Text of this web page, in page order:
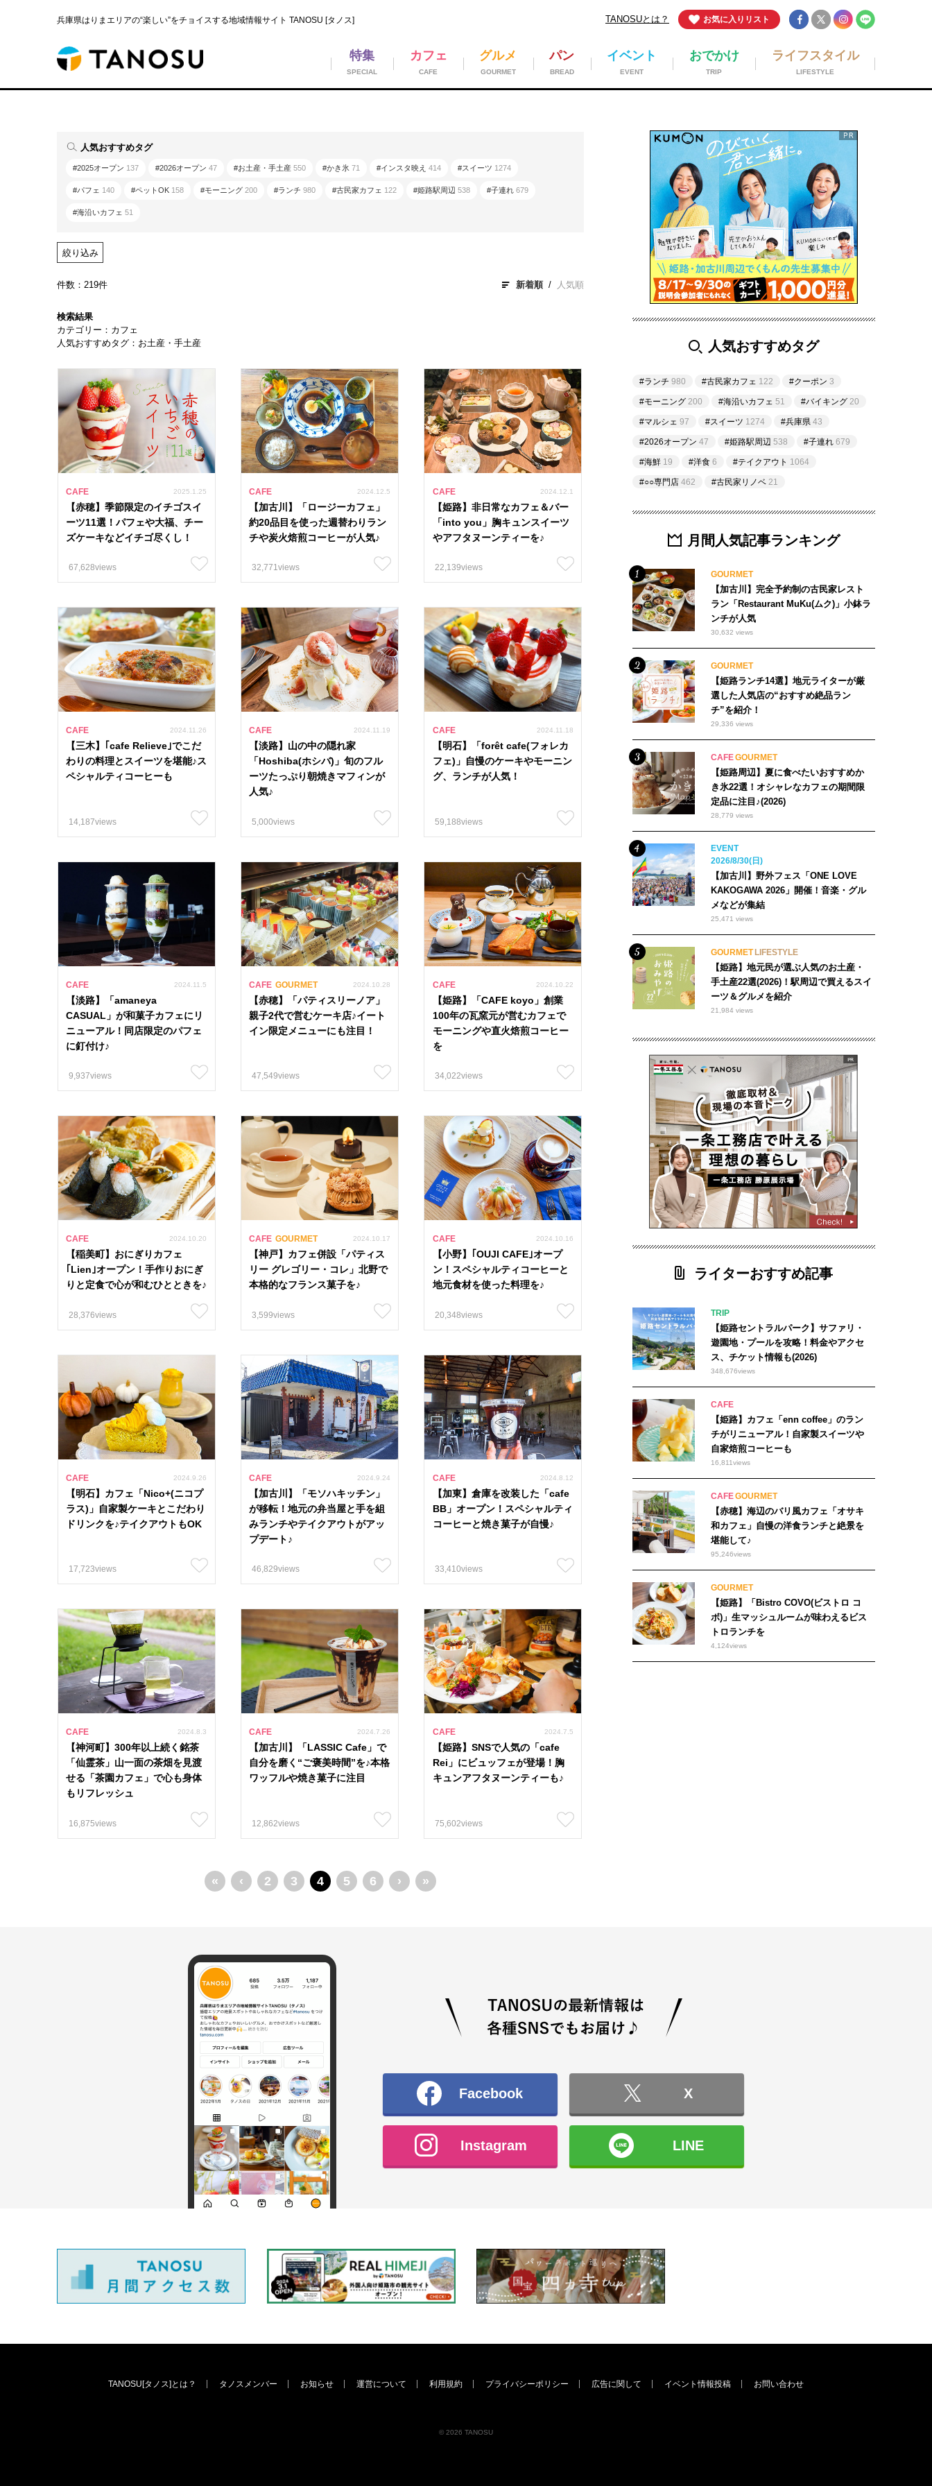
兵庫県はりまエリアの“楽しい”をチョイスする地域情報サイト TANOSU [タノス] お気に入りリスト
TANOSUとは？
ライフスタイル
LIFESTYLE
おでかけ
TRIP
イベント
EVENT
パン
BREAD
グルメ
GOURMET
カフェ
CAFE
特集
SPECIAL
人気おすすめタグ
#2025オープン 137 #2026オープン 47 #お土産・手土産 550 #かき氷 71 #インスタ映え 414 #スイーツ 1274
#パフェ 140 #ペットOK 158 #モーニング 200 #ランチ 980 #古民家カフェ 122 #姫路駅周辺 538 #子連れ 679
#海沿いカフェ 51
絞り込み
カテゴリー
カフェ グルメ パン イベント おでかけ
ライフスタイル
人気おすすめタグ
#古民家カフェ 122 #スイーツ 1274 #ランチ 980 #テイクアウト 1064 #モーニング 200
#姫路駅周辺 538 #バイキング 20 #子連れ 679 #海沿いカフェ 51
#クーポン 3 #兵庫県 43 #海鮮 19 #古民家リノベ 21 #洋食 6
#お土産・手土産 550
佐用町
上郡町 太子町 加古川市 高砂市 稲美町 播磨町
明石市 加西市 小野市 三木市 西脇市 加東市
多可町 神河町 市川町 福崎町
件数：219件 新着順 人気順
検索結果
カテゴリー：カフェ
人気おすすめタグ：お土産・手土産
CAFE
【赤穂】季節限定のイチゴスイ
ーツ11選！パフェや大福、チー
ズケーキなどイチゴ尽くし！
2025.1.25
67,628views
CAFE
【加古川】「ロージーカフェ」
約20品目を使った週替わりラン
チや炭火焙煎コーヒーが人気♪
2024.12.5
32,771views
CAFE
【姫路】非日常なカフェ＆バー
「into you」胸キュンスイーツ
やアフタヌーンティーを♪
2024.12.1
22,139views
CAFE
【三木】｢cafe Relieve｣でこだ
わりの料理とスイーツを堪能♪ス
ペシャルティコーヒーも
2024.11.26
14,187views
CAFE
【淡路】山の中の隠れ家
「Hoshiba(ホシバ)」旬のフル
ーツたっぷり朝焼きマフィンが
人気♪
2024.11.19
5,000views
CAFE
【明石】「forêt cafe(フォレカ
フェ)」自慢のケーキやモーニン
グ、ランチが人気！
2024.11.18
59,188views
CAFE
【淡路】「amaneya
CASUAL」が和菓子カフェにリ
ニューアル！同店限定のパフェ
に釘付け♪
2024.11.5
9,937views
CAFE GOURMET
【赤穂】「パティスリーノア」
親子2代で営むケーキ店♪イート
イン限定メニューにも注目！
2024.10.28
47,549views
CAFE
【姫路】「CAFE koyo」創業
100年の瓦窯元が営むカフェで
モーニングや直火焙煎コーヒー
を
2024.10.22
34,022views
CAFE
【稲美町】おにぎりカフェ
｢Lien｣オープン！手作りおにぎ
りと定食で心が和むひとときを♪
2024.10.20
28,376views
CAFE GOURMET
【神戸】カフェ併設「パティス
リー グレゴリー・コレ」北野で
本格的なフランス菓子を♪
2024.10.17
3,599views
CAFE
【小野】｢OUJI CAFE｣オープ
ン！スペシャルティコーヒーと
地元食材を使った料理を♪
2024.10.16
20,348views
CAFE
【明石】カフェ「Nico+(ニコプ
ラス)」自家製ケーキとこだわり
ドリンクを♪テイクアウトもOK
2024.9.26
17,723views
CAFE
【加古川】「モソハキッチン」
が移転！地元の弁当屋と手を組
みランチやテイクアウトがアッ
プデート♪
2024.9.24
46,829views
CAFE
【加東】倉庫を改装した「cafe
BB」オープン！スペシャルティ
コーヒーと焼き菓子が自慢♪
2024.8.12
33,410views
CAFE
【神河町】300年以上続く銘茶
「仙霊茶」山一面の茶畑を見渡
せる「茶園カフェ」で心も身体
もリフレッシュ
2024.8.3
16,875views
CAFE
【加古川】「LASSIC Cafe」で
自分を磨く“ご褒美時間”を♪本格
ワッフルや焼き菓子に注目
2024.7.26
12,862views
CAFE
【姫路】SNSで人気の「cafe
Rei」にビュッフェが登場！胸
キュンアフタヌーンティーも♪
2024.7.5
75,602views
« ‹ 2 3 4 5 6 › »
人気おすすめタグ
#ランチ 980 #古民家カフェ 122 #クーポン 3
#モーニング 200 #海沿いカフェ 51 #バイキング 20
#マルシェ 97 #スイーツ 1274 #兵庫県 43
#2026オープン 47 #姫路駅周辺 538 #子連れ 679
#海鮮 19 #洋食 6 #テイクアウト 1064
#○○専門店 462 #古民家リノベ 21
月間人気記事ランキング
GOURMET
【加古川】完全予約制の古民家レスト
ラン「Restaurant MuKu(ムク)」小鉢ラ
ンチが人気
30,632 views
GOURMET
【姫路ランチ14選】地元ライターが厳
選した人気店の“おすすめ絶品ラン
チ”を紹介！
29,336 views
CAFEGOURMET
【姫路周辺】夏に食べたいおすすめか
き氷22選！オシャレなカフェの期間限
定品に注目♪(2026)
28,779 views
EVENT
2026/8/30(日)
【加古川】野外フェス「ONE LOVE
KAKOGAWA 2026」開催！音楽・グル
メなどが集結
25,471 views
GOURMET LIFESTYLE
【姫路】地元民が選ぶ人気のお土産・
手土産22選(2026)！駅周辺で買えるスイ
ーツ＆グルメを紹介
21,984 views
ライターおすすめ記事
TRIP
【姫路セントラルパーク】サファリ・
遊園地・プールを攻略！料金やアクセ
ス、チケット情報も(2026)
348,676views
CAFE
【姫路】カフェ「enn coffee」のラン
チがリニューアル！自家製スイーツや
自家焙煎コーヒーも
16,811views
CAFEGOURMET
【赤穂】海辺のバリ風カフェ「オサキ
和カフェ」自慢の洋食ランチと絶景を
堪能して♪
95,246views
GOURMET
【姫路】「Bistro COVO(ビストロ コ
ボ)」生マッシュルームが味わえるビス
トロランチを
4,124views
Facebook X
Instagram LINE
TANOSU[タノス]とは？ タノスメンバー お知らせ 運営について 利用規約 プライバシーポリシー 広告に関して イベント情報投稿 お問い合わせ
© 2026 TANOSU